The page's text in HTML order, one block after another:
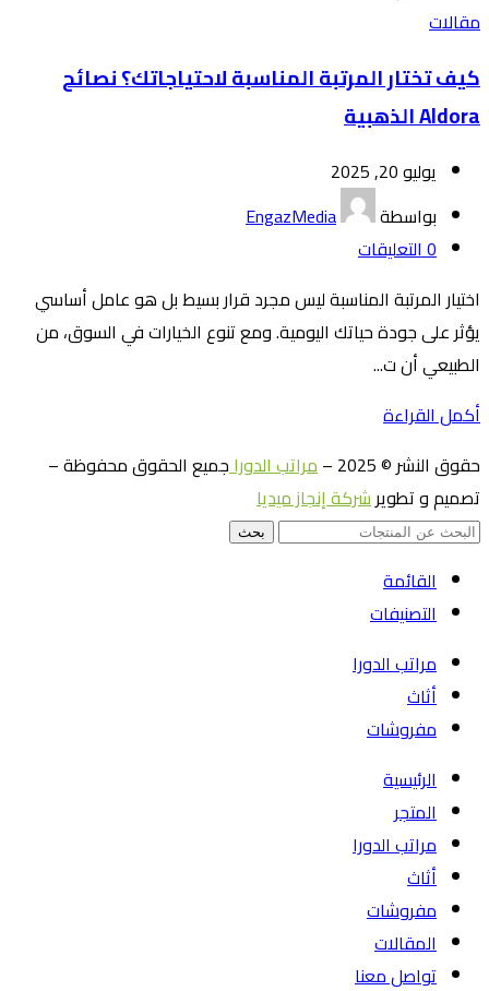
مقالات
كيف تختار المرتبة المناسبة لاحتياجاتك؟ نصائح
Aldora الذهبية
يوليو 20, 2025
بواسطة
EngazMedia
0التعليقات
اختيار المرتبة المناسبة ليس مجرد قرار بسيط بل هو عامل أساسي
يؤثر على جودة حياتك اليومية. ومع تنوع الخيارات في السوق، من
الطبيعي أن ت...
أكمل القراءة
حقوق النشر © 2025 –
مراتب الدوراجميع الحقوق محفوظة –
تصميم و تطويرشركة إنجاز ميديا
بحث
القائمة
التصنيفات
مراتب الدورا
أثاث
مفروشات
الرئيسية
المتجر
مراتب الدورا
أثاث
مفروشات
المقالات
تواصل معنا